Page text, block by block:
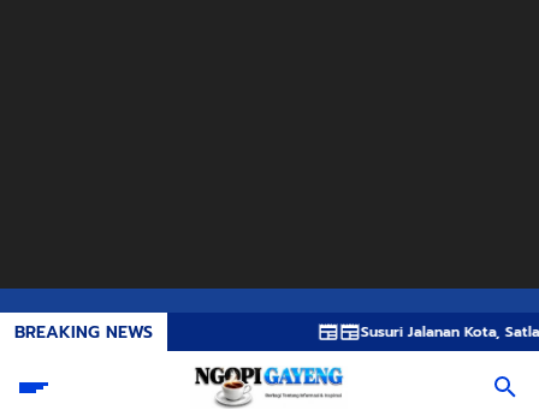
BREAKING NEWS Susuri Jalanan Kota, Satlantas Polres